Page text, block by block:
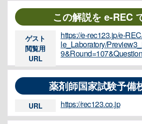
この解説を e-REC
ゲスト
閲覧用
URL
https://e-rec123.jp/e-
le_Laboratory/
薬剤師国家試験予備
URL https://rec123.co.jp